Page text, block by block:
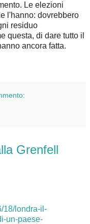
Le elezioni
l'hanno: dovrebbero
residuo
questa, di dare tutto il
ancora fatta.
Grenfell
18/londra-il-
un-paese-